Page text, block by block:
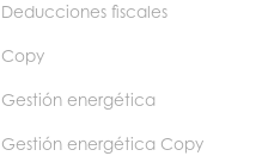
Deducciones fiscales
Copy
Gestión energética
Gestión energética Copy